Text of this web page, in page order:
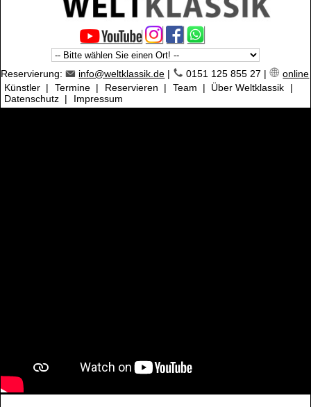
Reservierung: info@weltklassik.de | 0151 125 855 27 |
online
Künstler | Termine | Reservieren | Team | Über Weltklassik
|
Datenschutz | Impressum